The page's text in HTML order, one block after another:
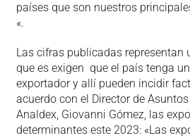
países que son nuestros
«.
Las cifras publicadas representan
que es exigen que el país tenga
exportador y allí pueden incidir
acuerdo con el Director de
Analdex, Giovanni Gómez, las
determinantes este 2023: «Las